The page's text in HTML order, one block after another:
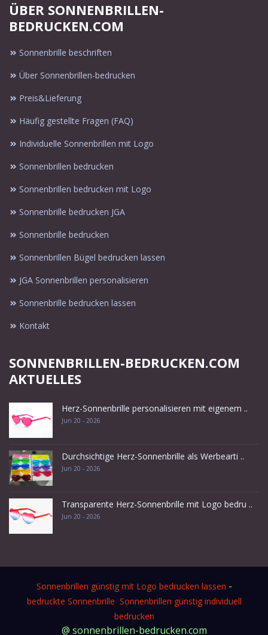
ÜBER SONNENBRILLEN-
BEDRUCKEN.COM
Sonnenbrille beschriften
Über Sonnenbrillen-bedrucken
Preis&Lieferung
Häufig gestellte Fragen (FAQ)
Individuelle Sonnenbrillen mit Logo
Sonnenbrillen bedrucken
Sonnenbrillen bedrucken mit Logo
Sonnenbrille bedrucken JGA
Sonnenbrille bedrucken
Sonnenbrillen Bügel bedrucken lassen
JGA Sonnenbrillen personalisieren
Sonnenbrille bedrucken lassen
Kontakt
SONNENBRILLEN-BEDRUCKEN.COM
AKTUELLES
Herz-Sonnenbrille personalisieren mit eigenem ..
Jun 20 - 2026
Durchsichtige Herz-Sonnenbrille als Werbearti ..
Jun 20 - 2026
Transparente Herz-Sonnenbrille mit Logo bedru ..
Jun 20 - 2026
Sonnenbrillen günstig mit Logo bedrucken lassen -
bedruckte Sonnenbrille Sonnenbrillen günstig individuell
bedrucken
@ sonnenbrillen-bedrucken.com